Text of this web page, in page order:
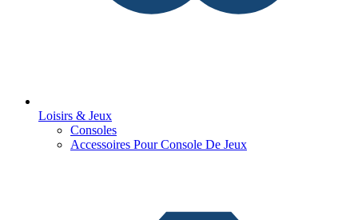
Loisirs & Jeux
Consoles
Accessoires Pour Console De Jeux